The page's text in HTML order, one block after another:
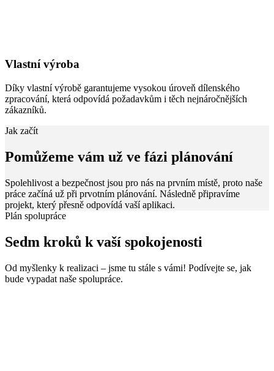
Vlastní výroba
Díky vlastní výrobě garantujeme vysokou úroveň dílenského
zpracování, která odpovídá požadavkům i těch nejnáročnějších
zákazníků.
Jak začít
Pomůžeme vám už ve fázi plánování
Spolehlivost a bezpečnost jsou pro nás na prvním místě, proto naše
práce začíná už při prvotním plánování. Následně připravíme
projekt, který přesně odpovídá vaší aplikaci.
Plán spolupráce
Sedm kroků k vaší spokojenosti
Od myšlenky k realizaci – jsme tu stále s vámi! Podívejte se, jak
bude vypadat naše spolupráce.